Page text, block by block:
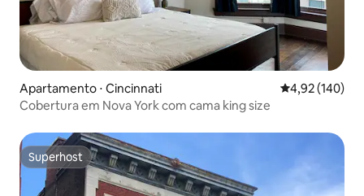
Apartamento ⋅ Cincinnati 4,92 de uma
4,92 (140)
Cobertura em Nova York com cama king size
Superhost
Superhost